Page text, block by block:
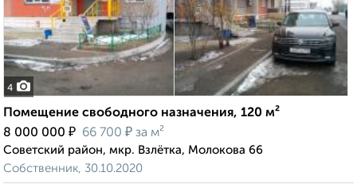
4
Помещение свободного назначения, 120 м²
8 000 000 ₽ 66 700 ₽ за м²
Советский район, мкр. Взлётка, Молокова 66
Собственник, 30.10.2020